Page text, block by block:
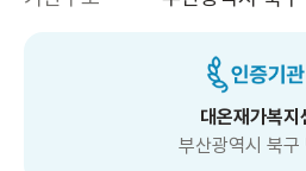
대온재가복지
부산광역시 북구